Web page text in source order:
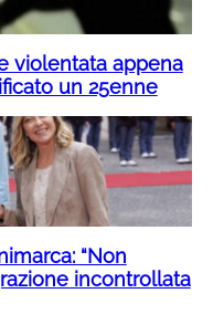
violentata appena
un 25enne
“Non
incontrollata